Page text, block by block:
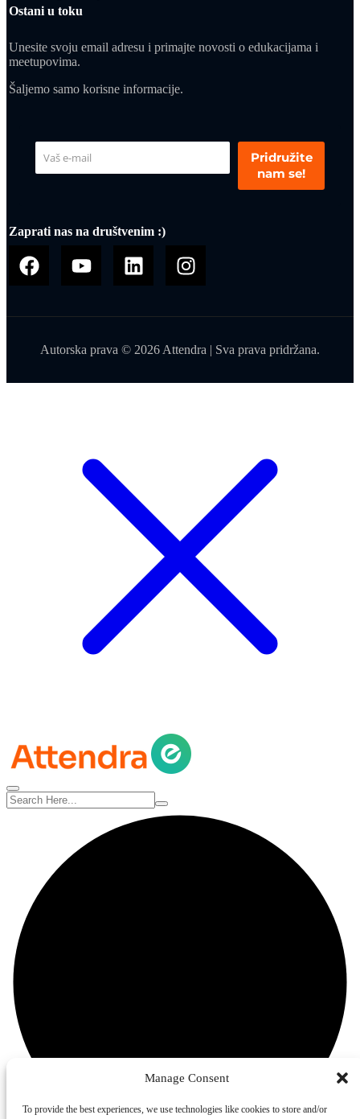
Manage Consent
To provide the best experiences, we use technologies like cookies to store and/or
Ostani u toku
Unesite svoju email adresu i primajte novosti o edukacijama i
meetupovima.
Šaljemo samo korisne informacije.
Pridružite
nam se!
Zaprati nas na društvenim :)
Autorska prava © 2026 Attendra | Sva prava pridržana.